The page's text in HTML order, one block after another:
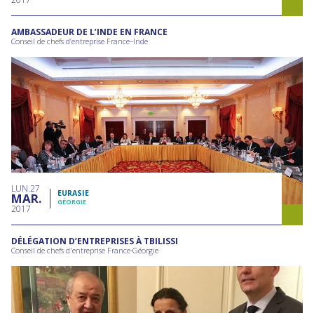
AMBASSADEUR DE L’INDE EN FRANCE
Conseil de chefs d’entreprise France–Inde
LUN 27
MAR
2017
EURASIE
GÉORGIE
DÉLÉGATION D’ENTREPRISES À TBILISSI
Conseil de chefs d'entreprise France-Géorgie